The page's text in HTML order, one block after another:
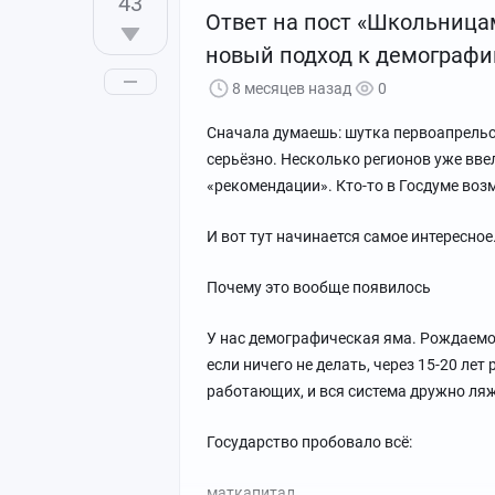
Так же стала открытой информация
рассказала", а сейчас ты можешь
кому пора бы уже собирать манатки и
обыкновенное. И порой случается
"молодежь" дорастает до детей, оно
яйцеклетки закончились или
Кстати, наверное, будь мы
Ответ на пост
новый подход к
8 месяцев назад 0
Сначала думаешь: шутка
серьёзно. Несколько регионов уже
«рекомендации». Кто-то в Госдуме
И вот тут начинается самое интересное.
Почему это вообще появилось
У нас демографическая яма.
если ничего не делать, через 15-20
работающих, и вся система дружно
Государство пробовало всё: